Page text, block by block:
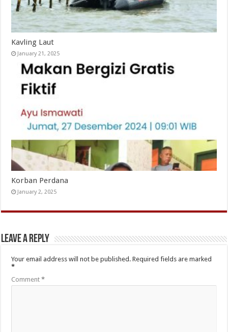
Kavling Laut
January 21, 2025
Korban Perdana
January 2, 2025
Leave a Reply
Your email address will not be published. Required fields are marked
*
Comment*